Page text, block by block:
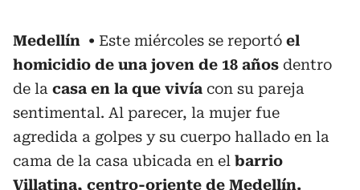
Medellín Este miércoles se reportó el
homicidio de una joven de 18 años dentro
de la casa en la que vivía con su pareja
sentimental. Al parecer, la mujer fue
agredida a golpes y su cuerpo hallado en la
cama de la casa ubicada en el barrio
Villatina, centro-oriente de Medellín.